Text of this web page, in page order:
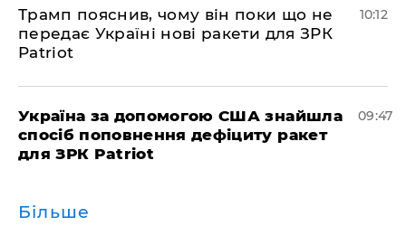
Трамп пояснив, чому він поки що не
передає Україні нові ракети для ЗРК
Patriot
10:12
Україна за допомогою США знайшла
спосіб поповнення дефіциту ракет
для ЗРК Patriot
09:47
Більше